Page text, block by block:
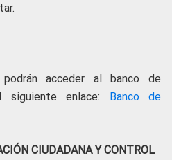
acceder al banco de
siguiente enlace: Banco de
CIUDADANA Y CONTROL